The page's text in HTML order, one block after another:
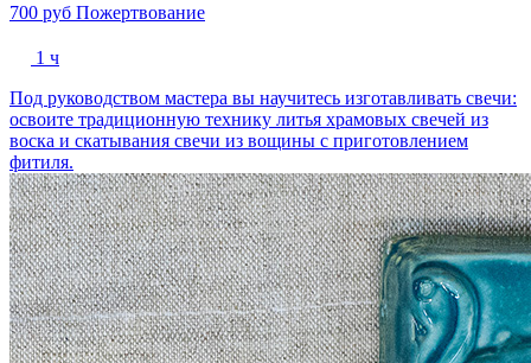
700 руб Пожертвование
1 ч
Под руководством мастера вы научитесь изготавливать свечи:
освоите традиционную технику литья храмовых свечей из
воска и скатывания свечи из вощины с приготовлением
фитиля.